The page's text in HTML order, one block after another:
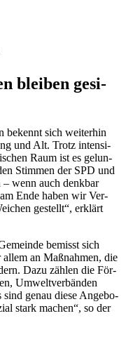
blei­ben gesi­
bekennt sich wei­ter­hin
und Alt. Trotz inten­si­
Raum ist es gelun­
Stim­men der SPD und
wenn auch denk­bar
Ende haben wir Ver­
gestellt“, erklärt
bemisst sich
an Maß­nah­men, die
Dazu zäh­len die För­
Umwelt­ver­bän­den
sind genau die­se Ange­bo­
stark machen“, so der